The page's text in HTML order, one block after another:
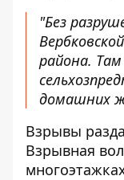
"Без
района.
домашних
Взрывы
Взрывная